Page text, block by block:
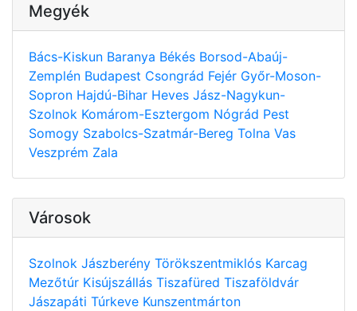
Megyék
Bács-Kiskun Baranya Békés Borsod-Abaúj-
Zemplén Budapest Csongrád Fejér Győr-Moson-
Sopron Hajdú-Bihar Heves Jász-Nagykun-
Szolnok Komárom-Esztergom Nógrád Pest
Somogy Szabolcs-Szatmár-Bereg Tolna Vas
Veszprém Zala
Városok
Szolnok Jászberény Törökszentmiklós Karcag
Mezőtúr Kisújszállás Tiszafüred Tiszaföldvár
Jászapáti Túrkeve Kunszentmárton